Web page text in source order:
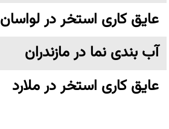
عایق کاری استخر در لواسان
آب بندی نما در مازندران
عایق کاری استخر در ملارد